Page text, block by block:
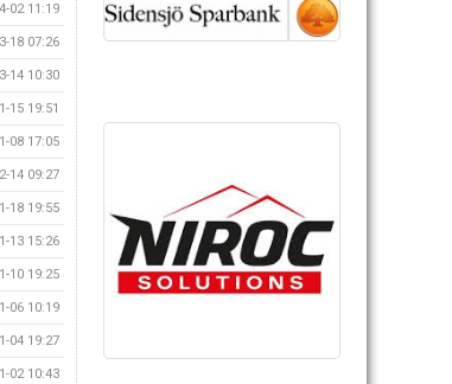
02 11:19
18 07:26
14 10:30
15 19:51
08 17:05
14 09:27
18 19:55
13 15:26
10 19:25
06 10:19
04 19:27
02 10:43